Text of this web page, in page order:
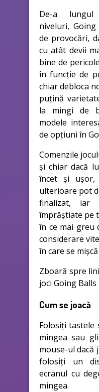
De-a lungul
niveluri,
de provocări,
cu atât devii
bine de
în funcție de
chiar debloca
puțină
la mingi de
modele
de opțiuni în
Comenzile
și chiar dacă
încet și ușor,
ulterioare pot
finalizat, iar
împrăștiate pe
în ce mai greu
considerare
în care se
Zboară spre
joci Going
Cum se joacă
Folosiți tastele
mingea sau
mouse-ul dacă
folosiți un
ecranul cu
mingea.